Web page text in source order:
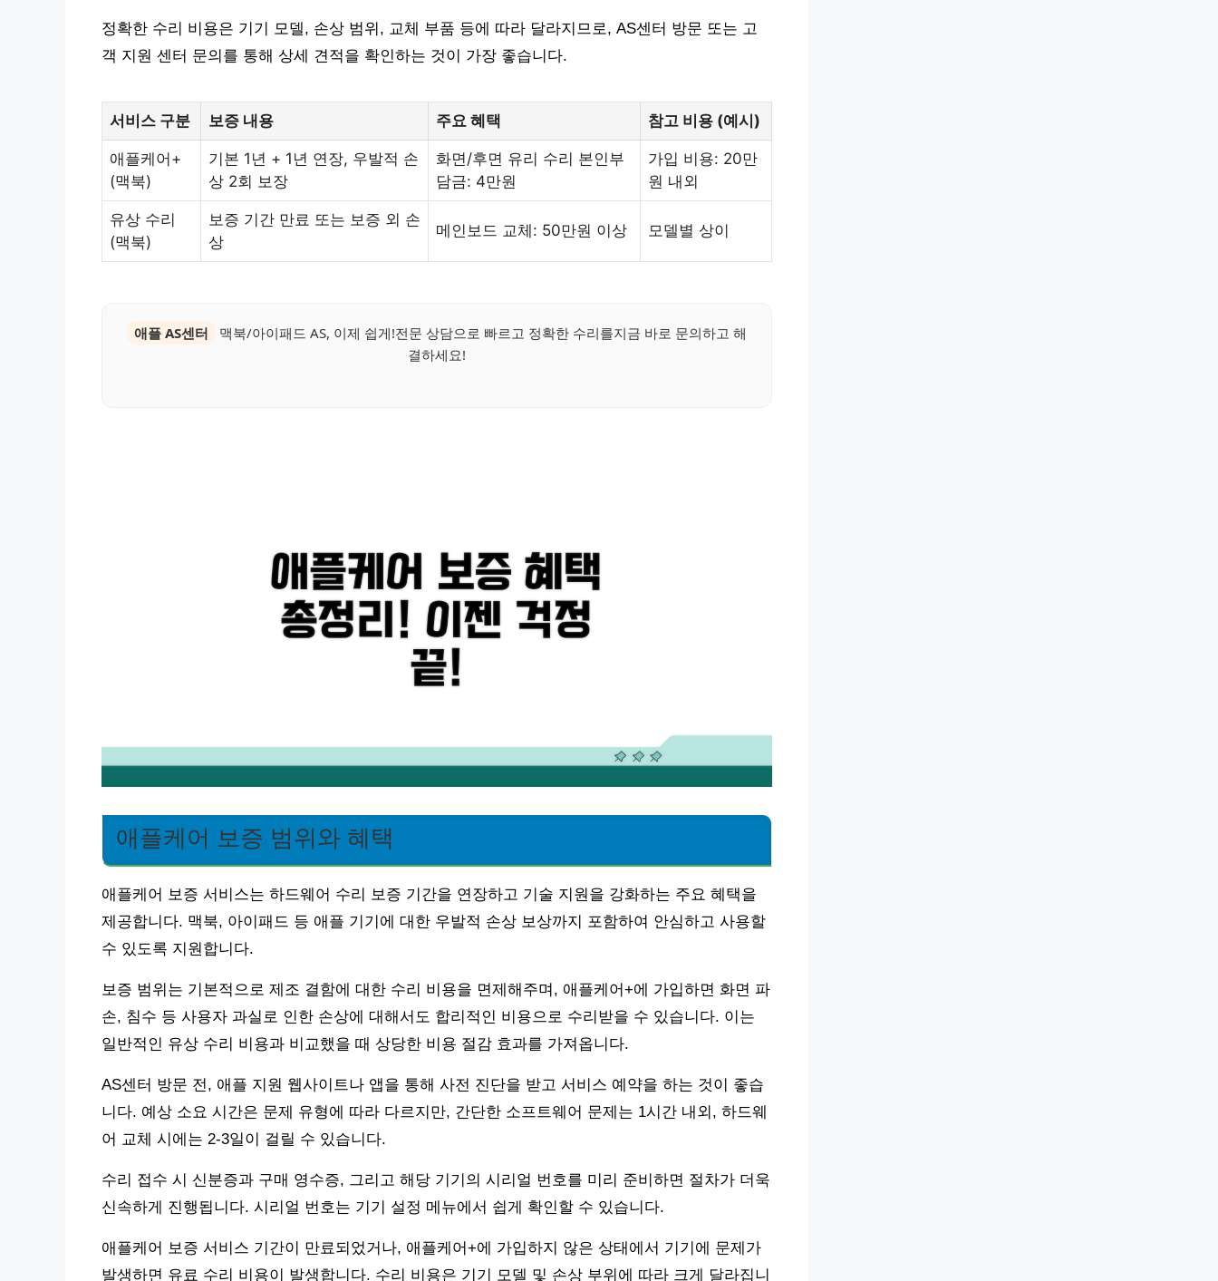
정확한 수리 비용은 기기 모델, 손상 범위, 교체 부품 등에 따라 달라지므로, AS센터 방문 또는 고
객 지원 센터 문의를 통해 상세 견적을 확인하는 것이 가장 좋습니다.
서비스 구분 보증 내용 주요 혜택 참고 비용 (예시)
애플케어+
(맥북)
기본 1년 + 1년 연장, 우발적 손
상 2회 보장
화면/후면 유리 수리 본인부
담금: 4만원
가입 비용: 20만
원 내외
유상 수리
(맥북)
보증 기간 만료 또는 보증 외 손
상
메인보드 교체: 50만원 이상 모델별 상이
애플 AS센터
맥북/아이패드 AS, 이제 쉽게!전문 상담으로 빠르고 정확한 수리를지금 바로 문의하고 해
결하세요!
애플케어 보증 범위와 혜택
애플케어 보증 서비스는 하드웨어 수리 보증 기간을 연장하고 기술 지원을 강화하는 주요 혜택을
제공합니다. 맥북, 아이패드 등 애플 기기에 대한 우발적 손상 보상까지 포함하여 안심하고 사용할
수 있도록 지원합니다.
보증 범위는 기본적으로 제조 결함에 대한 수리 비용을 면제해주며, 애플케어+에 가입하면 화면 파
손, 침수 등 사용자 과실로 인한 손상에 대해서도 합리적인 비용으로 수리받을 수 있습니다. 이는
일반적인 유상 수리 비용과 비교했을 때 상당한 비용 절감 효과를 가져옵니다.
AS센터 방문 전, 애플 지원 웹사이트나 앱을 통해 사전 진단을 받고 서비스 예약을 하는 것이 좋습
니다. 예상 소요 시간은 문제 유형에 따라 다르지만, 간단한 소프트웨어 문제는 1시간 내외, 하드웨
어 교체 시에는 2-3일이 걸릴 수 있습니다.
수리 접수 시 신분증과 구매 영수증, 그리고 해당 기기의 시리얼 번호를 미리 준비하면 절차가 더욱
신속하게 진행됩니다. 시리얼 번호는 기기 설정 메뉴에서 쉽게 확인할 수 있습니다.
애플케어 보증 서비스 기간이 만료되었거나, 애플케어+에 가입하지 않은 상태에서 기기에 문제가
발생하면 유료 수리 비용이 발생합니다. 수리 비용은 기기 모델 및 손상 부위에 따라 크게 달라집니